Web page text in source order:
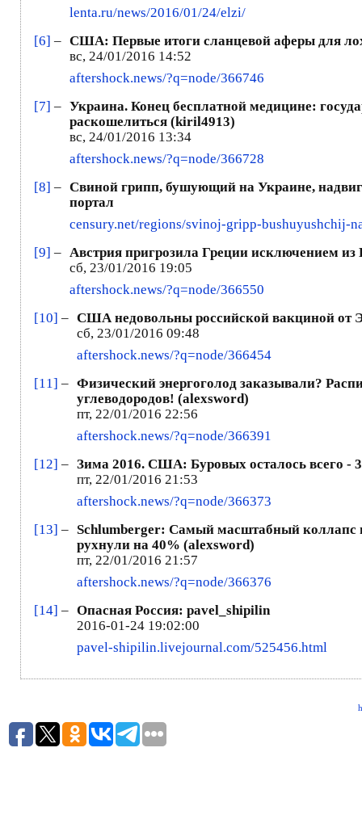
lenta.ru/news/2016/01/24/elzi/
[6] – США: Первые итоги сланцевой аферы для
вс, 24/01/2016 14:52
aftershock.news/?q=node/366746
[7] – Украина. Конец бесплатной медицине:
раскошелиться (kiril4913)
вс, 24/01/2016 13:34
aftershock.news/?q=node/366728
[8] – Свиной грипп, бушующий на Украине,
портал
censury.net/regions/svinoj-gripp-bushuyushchij-
[9] – Австрия пригрозила Греции исключением
сб, 23/01/2016 19:05
aftershock.news/?q=node/366550
[10] – США недовольны российской вакциной от
сб, 23/01/2016 09:48
aftershock.news/?q=node/366454
[11] – Физический энергоголод заказывали?
углеводородов! (alexsword)
пт, 22/01/2016 22:56
aftershock.news/?q=node/366391
[12] – Зима 2016. США: Буровых осталось всего -
пт, 22/01/2016 21:53
aftershock.news/?q=node/366373
[13] – Schlumberger: Самый масштабный коллапс
рухнули на 40% (alexsword)
пт, 22/01/2016 21:57
aftershock.news/?q=node/366376
[14] – Опасная Россия: pavel_shipilin
2016-01-24 19:02:00
pavel-shipilin.livejournal.com/525456.html